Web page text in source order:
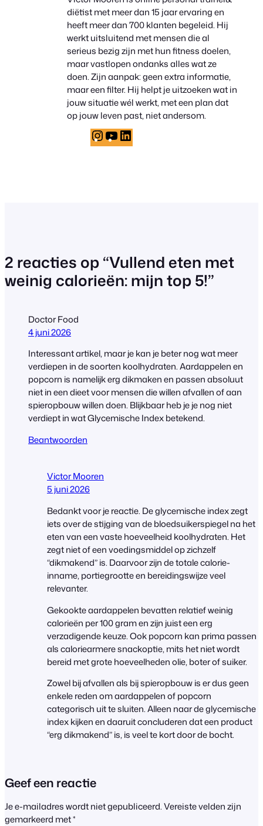
diëtist met meer dan 15 jaar ervaring en
heeft meer dan 700 klanten begeleid. Hij
werkt uitsluitend met mensen die al
serieus bezig zijn met hun fitness doelen,
maar vastlopen ondanks alles wat ze
doen. Zijn aanpak: geen extra informatie,
maar een filter. Hij helpt je uitzoeken wat in
jouw situatie wél werkt, met een plan dat
op jouw leven past, niet andersom.
Instagram
YouTube
2 reacties op “Vullend eten met
weinig calorieën: mijn top 5!”
Doctor Food
4 juni 2026
Interessant artikel, maar je kan je beter nog wat meer
verdiepen in de soorten koolhydraten. Aardappelen en
popcorn is namelijk erg dikmaken en passen absoluut
niet in een dieet voor mensen die willen afvallen of aan
spieropbouw willen doen. Blijkbaar heb je je nog niet
verdiept in wat Glycemische Index betekend.
Beantwoorden
Victor Mooren
5 juni 2026
Bedankt voor je reactie. De glycemische index zegt
iets over de stijging van de bloedsuikerspiegel na het
eten van een vaste hoeveelheid koolhydraten. Het
zegt niet of een voedingsmiddel op zichzelf
“dikmakend” is. Daarvoor zijn de totale calorie-
inname, portiegrootte en bereidingswijze veel
relevanter.
Gekookte aardappelen bevatten relatief weinig
calorieën per 100 gram en zijn juist een erg
verzadigende keuze. Ook popcorn kan prima passen
als caloriearmere snackoptie, mits het niet wordt
bereid met grote hoeveelheden olie, boter of suiker.
Zowel bij afvallen als bij spieropbouw is er dus geen
enkele reden om aardappelen of popcorn
categorisch uit te sluiten. Alleen naar de glycemische
index kijken en daaruit concluderen dat een product
“erg dikmakend” is, is veel te kort door de bocht.
Geef een reactie
Je e-mailadres wordt niet gepubliceerd.Vereiste velden zijn
gemarkeerd met*